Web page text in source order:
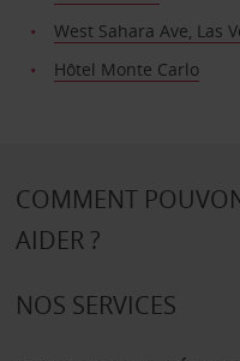
West Sahara Ave, Las
Hôtel Monte Carlo
COMMENT
AIDER ?
NOS SERVICES